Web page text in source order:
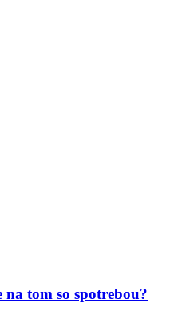
tom so spotrebou?